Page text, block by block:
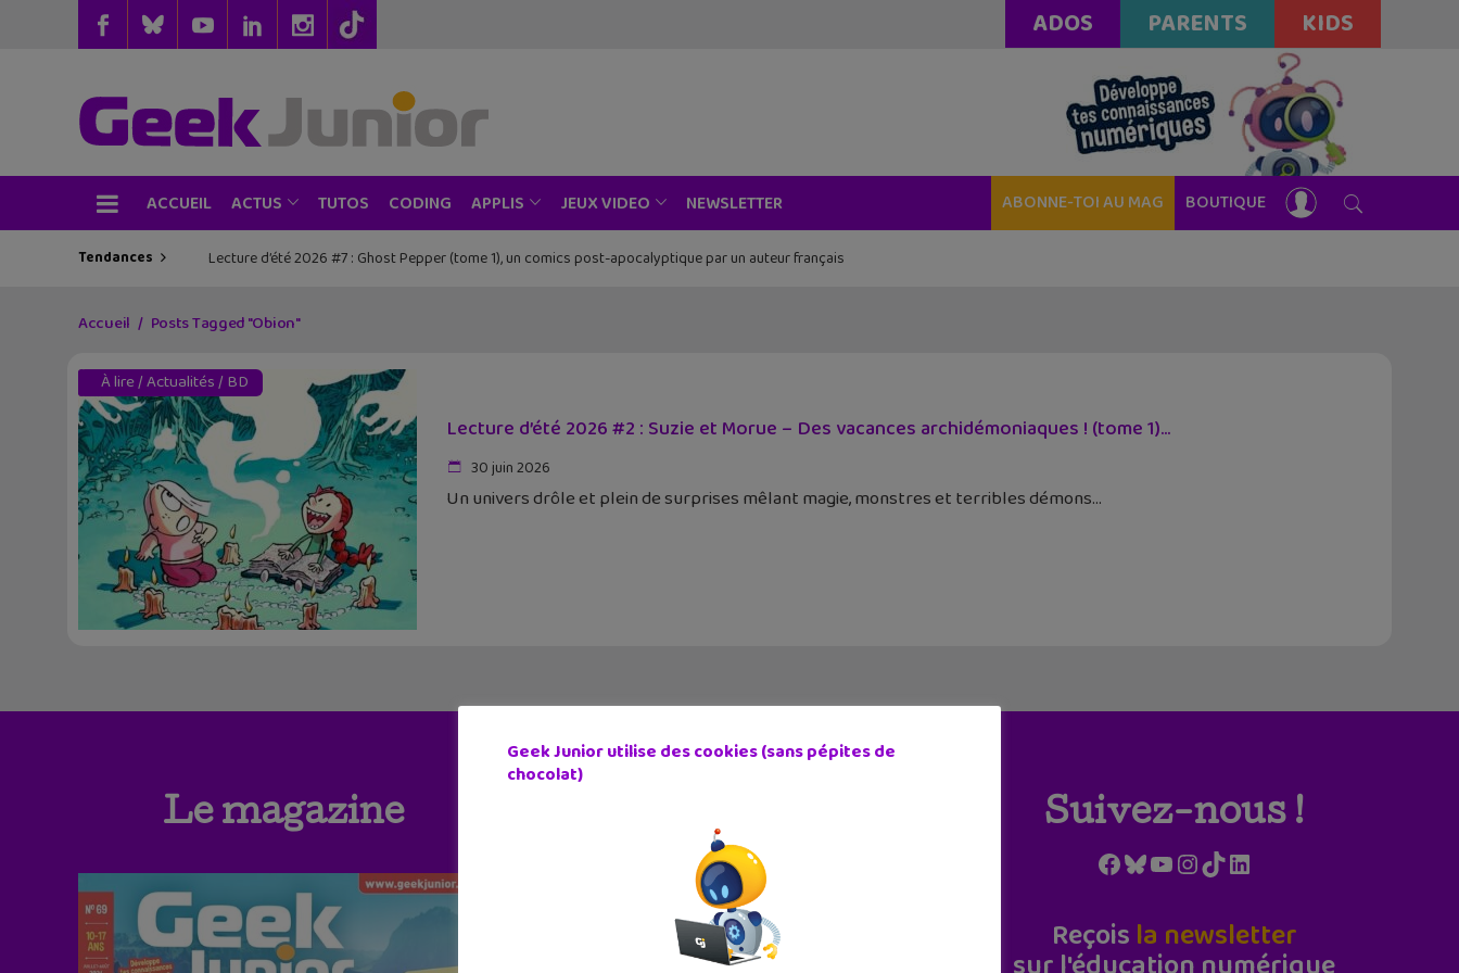
ADOS PARENTS KIDS
ACCUEIL ACTUS TUTOS CODING APPLIS JEUX VIDEO NEWSLETTER ABONNE-TOI AU MAG BOUTIQUE
Tendances Lecture d’été 2026 #7 : Ghost Pepper (tome 1), un comics post-apocalyptique par un auteur français
Accueil Posts Tagged "Obion"
À lire/Actualités/ BD
Lecture d’été 2026 #2 : Suzie et Morue – Des vacances archidémoniaques ! (tome 1)...
30 juin 2026
Un univers drôle et plein de surprises mêlant magie, monstres et terribles démons
Le magazine Suivez-nous !
Facebook
Bluesky
YouTube
Instagram
TikTokLinkedIn
Reçois la newsletter
Geek Junior utilise des cookies (sans pépites de
chocolat)